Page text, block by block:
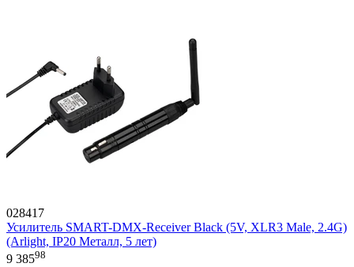
028417
Усилитель SMART-DMX-Receiver Black (5V, XLR3 Male, 2.4G)
(Arlight, IP20 Металл, 5 лет)
9 38598